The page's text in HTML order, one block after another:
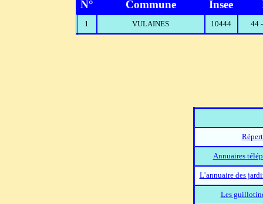
N° Commune Insee
1 VULAINES 10444 44
Annuaires
L’annuaire des
Les